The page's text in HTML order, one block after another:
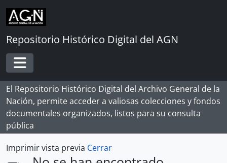
Skip to main content
Repositorio Histórico Digital del AGN
Toggle navigation
El Repositorio Histórico Digital del Archivo General de la
Nación, permite acceder a valiosas colecciones y fondos
documentales organizados, listos para su consulta
pública
Imprimir vista previa Cerrar